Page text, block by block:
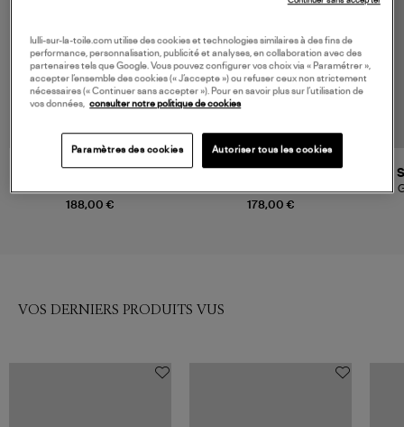
188,00 €
Gilet Nina Tomato
178,00 €
Denim La Jolla Ecru Railroad
Stripe
VOS DERNIERS PRODUITS VUS
lulli-sur-la-toile.com utilise des cookies et technologies similaires à des fins de
performance, personnalisation, publicité et analyses, en collaboration avec des
partenaires tels que Google. Vous pouvez configurer vos choix via « Paramétrer »,
accepter l’ensemble des cookies (« J’accepte ») ou refuser ceux non strictement
nécessaires (« Continuer sans accepter »). Pour en savoir plus sur l’utilisation de
vos données,
consulter notre politique de cookies
Paramètres des cookies Autoriser tous les cookies